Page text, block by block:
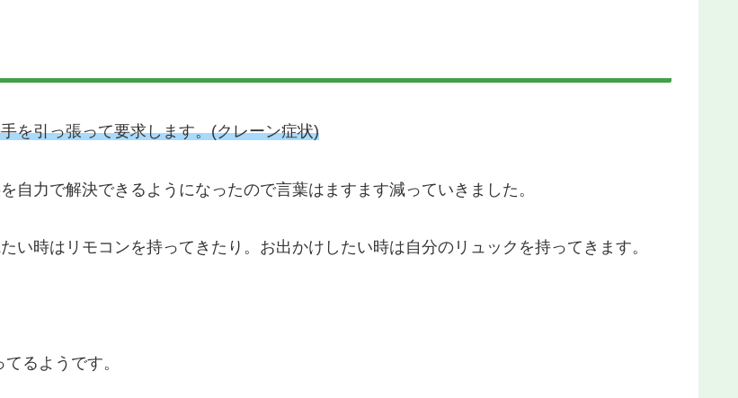
を引っ張って要求します。(クレーン症状)
力で解決できるようになったので言葉はますます減っていきました。
い時はリモコンを持ってきたり。お出かけしたい時は自分のリュックを持ってきます。
るようです。